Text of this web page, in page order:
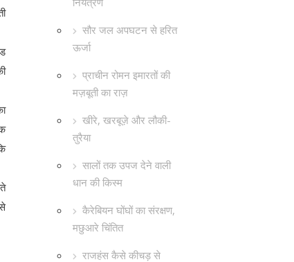
सौर जल अपघटन से हरित
ऊर्जा
प्राचीन रोमन इमारतों की
मज़बूती का राज़
खीरे, खरबूज़े और लौकी-
तुरैया
सालों तक उपज देने वाली
धान की किस्म
कैरेबियन घोंघों का संरक्षण,
मछुआरे चिंतित
राजहंस कैसे कीचड़ से